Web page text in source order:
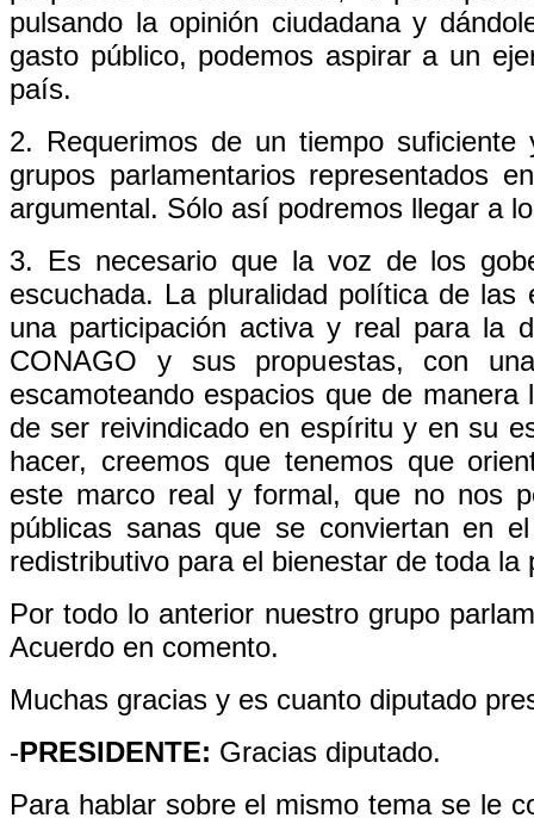
pulsando la opinión ciudadana y
gasto público, podemos aspirar a un
país.
2. Requerimos de un tiempo
grupos parlamentarios representados
argumental. Sólo así podremos llegar a
3. Es necesario que la voz de los
escuchada. La pluralidad política de
una participación activa y real para la
CONAGO y sus propuestas, con
escamoteando espacios que de
de ser reivindicado en espíritu y en su
hacer, creemos que tenemos que
este marco real y formal, que no nos
públicas sanas que se conviertan en
redistributivo para el bienestar de toda la
Por todo lo anterior nuestro grupo
Acuerdo en comento.
Muchas gracias y es cuanto diputado
-PRESIDENTE: Gracias diputado.
Para hablar sobre el mismo tema se le